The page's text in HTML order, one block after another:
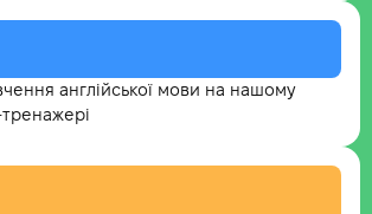
англійської мови на нашому